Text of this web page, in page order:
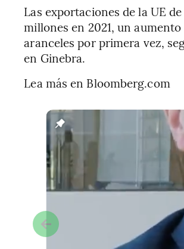
Las exportaciones de la UE
millones en 2021, un
aranceles por primera vez,
en Ginebra.
Lea más en Bloomberg.com